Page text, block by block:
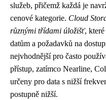
služeb, přičemž každá je
cenové kategorie. Cloud
různými třídami úložišť,
datům a požadavků na
nejvhodnější pro často
přístup, zatímco Nearline,
určeny pro data s nižší
postupně nižší.